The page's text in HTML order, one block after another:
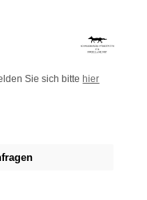
Sie sich bitte hier